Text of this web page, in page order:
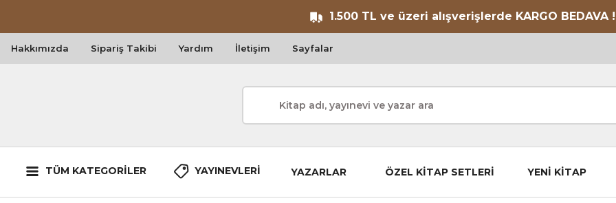
1.500 TL ve üzeri alışverişlerde KARGO BEDAVA !
Hakkımızda Sipariş Takibi Yardım İletişim Sayfalar
TÜM KATEGORİLER YAYINEVLERİ YAZARLAR ÖZEL KİTAP SETLERİ YENİ KİTAP